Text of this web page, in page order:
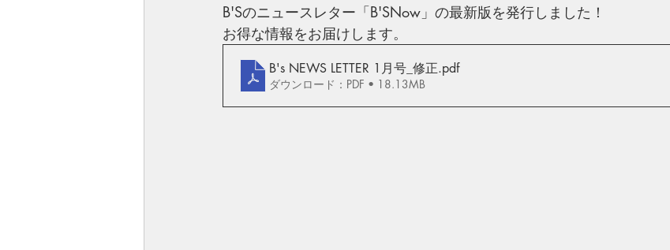
B'Sのニュースレター「B'SNow」の最新版を発行しました！
お得な情報をお届けします。
B's NEWS LETTER 1月号_修正.pdf
ダウンロード：PDF • 18.13MB